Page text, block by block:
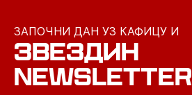
ЗАПОЧНИ ДАН УЗ КАФИЦУ И
ЗВЕЗДИН
NEWSLETTER